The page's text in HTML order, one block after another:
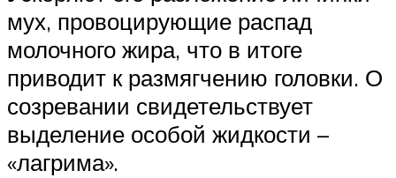
мух, провоцирующие распад
молочного жира, что в итоге
приводит к размягчению головки. О
созревании свидетельствует
выделение особой жидкости –
«лагрима».